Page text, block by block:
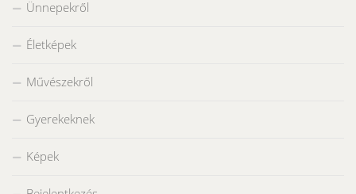
Ünnepekről
Életképek
Művészekről
Gyerekeknek
Képek